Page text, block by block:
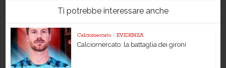
Ti potrebbe interessare anche
Calciomercato • EVIDENZA
Calciomercato: la battaglia dei gironi